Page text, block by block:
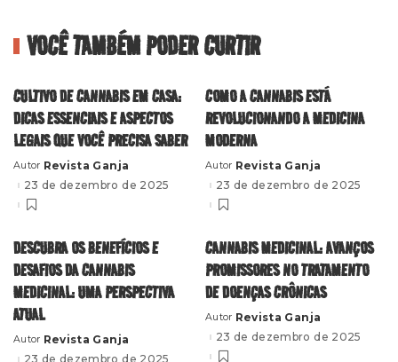
VOCÊ TAMBÉM PODER CURTIR
CULTIVO DE CANNABIS EM CASA:
DICAS ESSENCIAIS E ASPECTOS
LEGAIS QUE VOCÊ PRECISA SABER
Posted
by
Autor Revista Ganja
23 de dezembro de 2025
COMO A CANNABIS ESTÁ
REVOLUCIONANDO A MEDICINA
MODERNA
Posted
by
Autor Revista Ganja
23 de dezembro de 2025
DESCUBRA OS BENEFÍCIOS E
DESAFIOS DA CANNABIS
MEDICINAL: UMA PERSPECTIVA
ATUAL
Posted
by
Autor Revista Ganja
23 de dezembro de 2025
CANNABIS MEDICINAL: AVANÇOS
PROMISSORES NO TRATAMENTO
DE DOENÇAS CRÔNICAS
Posted
by
Autor Revista Ganja
23 de dezembro de 2025